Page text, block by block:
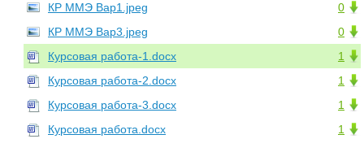
0
КР ММЭ Вар1.jpeg
0
КР ММЭ Вар3.jpeg
1
Курсовая работа-1.docx
1
Курсовая работа-2.docx
1
Курсовая работа-3.docx
1
Курсовая работа.docx